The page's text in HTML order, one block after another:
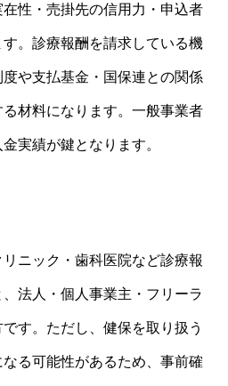
性・売掛先の信用力・申込者
。診療報酬を請求している機
や支払基金・国保連との関係
材料になります。一般事業者
実績が鍵となります。
ニック・歯科医院など診療報
法人・個人事業主・フリーラ
す。ただし、健保を取り扱う
る可能性があるため、事前確